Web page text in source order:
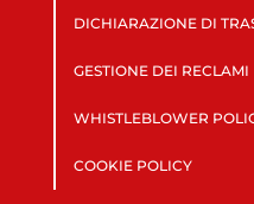
DICHIARAZIONE DI
GESTIONE DEI RECLAMI
WHISTLEBLOWER
COOKIE POLICY